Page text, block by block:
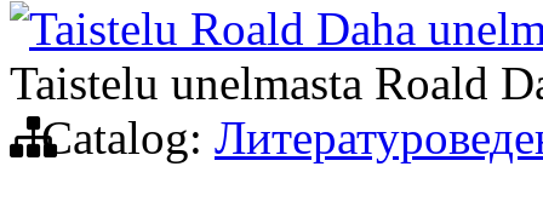
Taistelu Roald Daha
Taistelu unelmasta Roald
Catalog: